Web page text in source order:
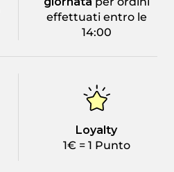
effettuati entro le
14:00
Loyalty
1€ = 1 Punto